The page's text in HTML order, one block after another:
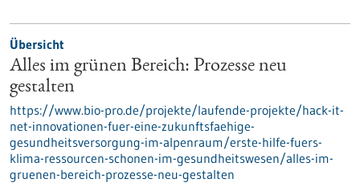
Übersicht
Alles im grünen Bereich: Prozesse neu
gestalten
https://www.bio-pro.de/projekte/laufende-projekte/hack-it-
net-innovationen-fuer-eine-zukunftsfaehige-
gesundheitsversorgung-im-alpenraum/erste-hilfe-fuers-
klima-ressourcen-schonen-im-gesundheitswesen/alles-im-
gruenen-bereich-prozesse-neu-gestalten